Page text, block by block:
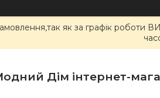
замовлення,так як за графік
Дім інтернет-